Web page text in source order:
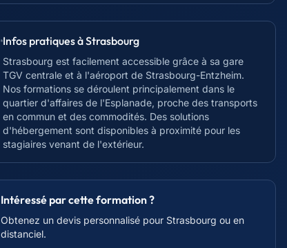
Infos pratiques àStrasbourg
Strasbourg est facilement accessible grâce à sa gare
TGV centrale et à l'aéroport de Strasbourg-Entzheim.
Nos formations se déroulent principalement dans le
quartier d'affaires de l'Esplanade, proche des transports
en commun et des commodités. Des solutions
d'hébergement sont disponibles à proximité pour les
stagiaires venant de l'extérieur.
Intéressé par cette formation ?
Obtenez un devis personnalisé pour Strasbourg ou en
distanciel.